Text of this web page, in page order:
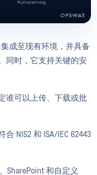
集成至现有环境，并具备
同时，它支持关键的安
谁可以上传、下载或批
合 NIS2 和 ISA/IEC 62443
SharePoint 和自定义